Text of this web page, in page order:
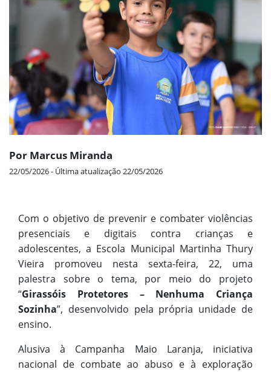
Por Marcus Miranda
22/05/2026 - Última atualização 22/05/2026
Com o objetivo de prevenir e combater violências
presenciais e digitais contra crianças e
adolescentes, a Escola Municipal Martinha Thury
Vieira promoveu nesta sexta-feira, 22, uma
palestra sobre o tema, por meio do projeto
“Girassóis Protetores – Nenhuma Criança
Sozinha”, desenvolvido pela própria unidade de
ensino.
Alusiva à Campanha Maio Laranja, iniciativa
nacional de combate ao abuso e à exploração